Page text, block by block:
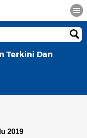
Terkini Dan
2019